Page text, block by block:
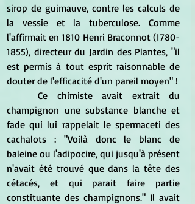
sirop de guimauve, contre les calculs de
la vessie et la tuberculose. Comme
l'affirmait en 1810 Henri Braconnot (1780-
1855), directeur du Jardin des Plantes, "il
est permis à tout esprit raisonnable de
douter de l'efficacité d'un pareil moyen" !
	Ce chimiste avait extrait du
champignon une substance blanche et
fade qui lui rappelait le spermaceti des
cachalots : "Voilà donc le blanc de
baleine ou l'adipocire, qui jusqu'à présent
n'avait été trouvé que dans la tête des
cétacés, et qui parait faire partie
constituante des champignons." Il avait